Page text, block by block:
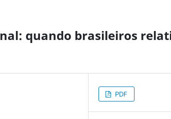
quando brasileiros
PDF